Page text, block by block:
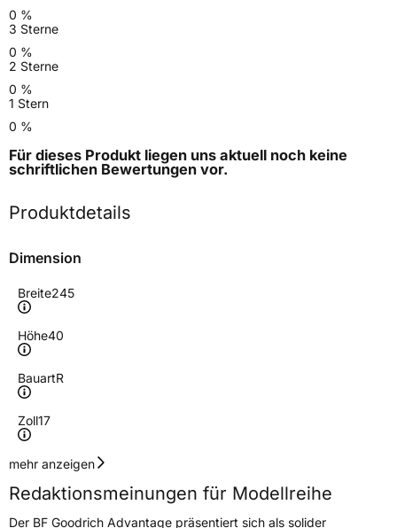
0 %
3 Sterne
0 %
2 Sterne
0 %
1 Stern
0 %
Für dieses Produkt liegen uns aktuell noch keine
schriftlichen Bewertungen vor.
Produktdetails
Dimension
Breite245
Höhe40
BauartR
Zoll17
Geschwindigkeitsindex
Höchstgeschwindigkeit
300 km/h
mehr anzeigen
Redaktionsmeinungen für Modellreihe
Der BF Goodrich Advantage präsentiert sich als solider